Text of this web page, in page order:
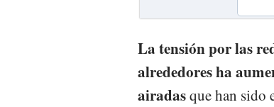
La tensión por las
alrededores ha
airadasque han sido